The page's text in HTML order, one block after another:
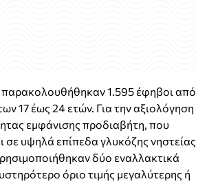
παρακολουθήθηκαν 1.595 έφηβοι από
17 έως 24 ετών. Για την αξιολόγηση
εμφάνισης προδιαβήτη, που
σε υψηλά επίπεδα γλυκόζης νηστείας
δύο εναλλακτικά
όριο τιμής μεγαλύτερης ή